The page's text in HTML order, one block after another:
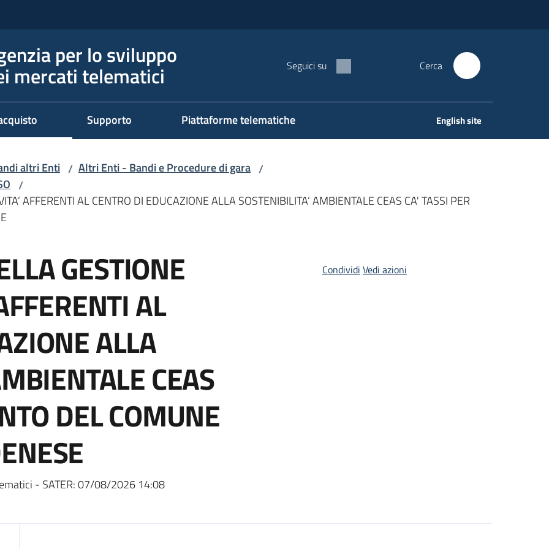
per lo sviluppo
mercati telematici Seguici su Cerca
Supporto Piattaforme telematiche English site
altri Enti / Altri Enti - Bandi e Procedure di gara /
/
AFFERENTI AL CENTRO DI EDUCAZIONE ALLA SOSTENIBILITA’ AMBIENTALE CEAS CA' TASSI PER
GESTIONE
AL
ALLA
CEAS
DEL COMUNE
- SATER:07/08/2026 14:08
Condividi Vedi azioni